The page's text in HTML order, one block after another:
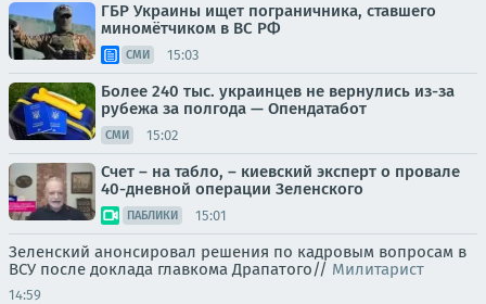
ГБР Украины ищет пограничника, ставшего
миномётчиком в ВС РФ
СМИ 15:03
Более 240 тыс. украинцев не вернулись из-за
рубежа за полгода — Опендатабот
СМИ 15:02
Счет – на табло, – киевский эксперт о провале
40-дневной операции Зеленского
ПАБЛИКИ 15:01
Зеленский анонсировал решения по кадровым вопросам в
ВСУ после доклада главкома Драпатого// Милитарист
14:59